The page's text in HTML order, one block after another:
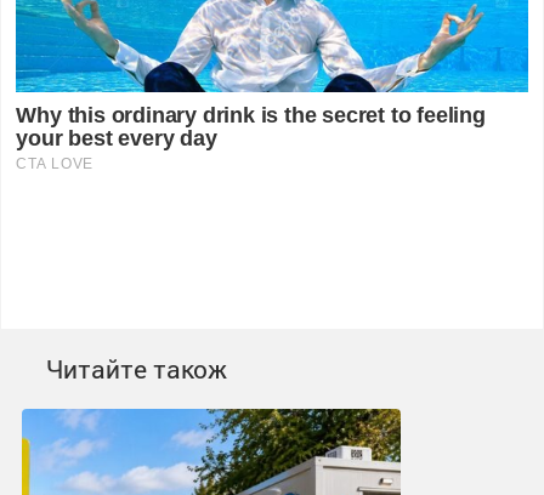
Читайте також